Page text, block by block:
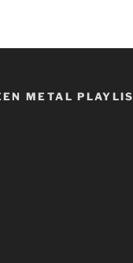
METAL